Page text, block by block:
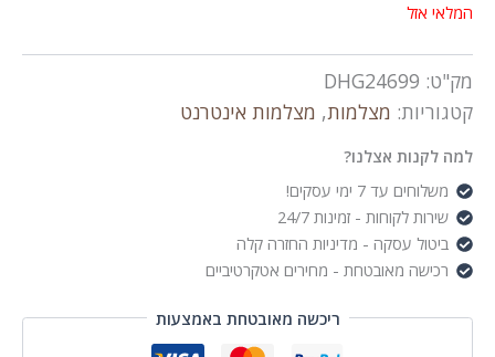
המלאי אזל
מק"ט: DHG24699
קטגוריות: מצלמות, מצלמות אינטרנט
למה לקנות אצלנו?
משלוחים עד 7 ימי עסקים!
שירות לקוחות - זמינות 24/7
ביטול עסקה - מדיניות החזרה קלה
רכישה מאובטחת - מחירים אטקרטיביים
ריכשה מאובטחת באמצעות